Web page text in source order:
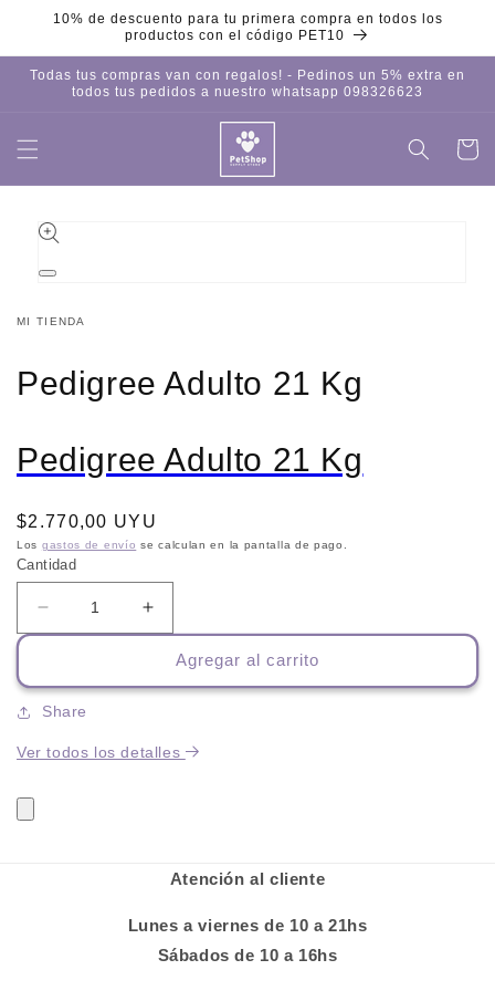
directamente
10% de descuento para tu primera compra en todos los
productos con el código PET10
Todas tus compras van con regalos! - Pedinos un 5% extra en
todos tus pedidos a nuestro whatsapp 098326623
Iniciar
sesión
Carrito
directamente
a la
del producto
Abrir
multimedia
1
ventana
modal
MI TIENDA
Pedigree Adulto 21 Kg
Pedigree Adulto 21 Kg
Precio
habitual
$2.770,00 UYU
Los gastos de envío se calculan en la pantalla de pago.
Cantidad
Reducir
cantidad
Pedigree
Adulto
Kg
Aumentar
cantidad
para
Pedigree
Kg
Agregar al carrito
Share
Ver todos los detalles
Atención al cliente
Lunes a viernes de 10 a 21hs
Sábados de 10 a 16hs